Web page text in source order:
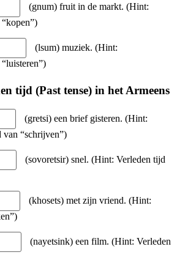
(gnum) fruit in de markt. (Hint:
(lsum) muziek. (Hint:
tijd (Past tense) in het Armeens
(gretsi) een brief gisteren. (Hint:
“schrijven”)
(sovoretsir) snel. (Hint: Verleden tijd
(khosets) met zijn vriend. (Hint:
(nayetsink) een film. (Hint: Verleden